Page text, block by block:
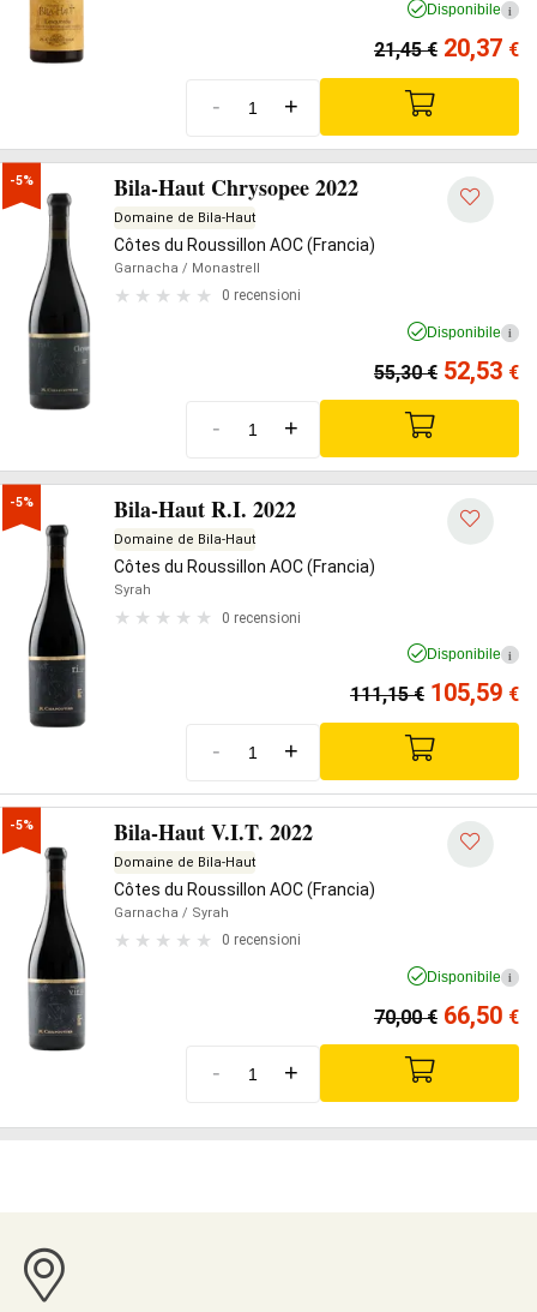
Disponibile i
21,45€ 20,37 €
- +
-5% Bila-Haut Chrysopee 2022
Domaine de Bila-Haut
Côtes du Roussillon AOC (Francia)
Garnacha / Monastrell
0 recensioni
Disponibile i
55,30€ 52,53 €
- +
-5% Bila-Haut R.I. 2022
Domaine de Bila-Haut
Côtes du Roussillon AOC (Francia)
Syrah
0 recensioni
Disponibile i
111,15€ 105,59 €
- +
-5% Bila-Haut V.I.T. 2022
Domaine de Bila-Haut
Côtes du Roussillon AOC (Francia)
Garnacha / Syrah
0 recensioni
Disponibile i
70,00€ 66,50 €
- +